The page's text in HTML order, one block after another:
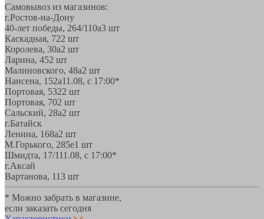
Самовывоз из магазинов:
г.Ростов-на-Дону
40-лет победы, 264/110а3 шт
Каскадная, 722 шт
Королева, 30а2 шт
Ларина, 452 шт
Малиновского, 48а2 шт
Нансена, 152а11.08, с 17:00*
Портовая, 5322 шт
Портовая, 702 шт
Сальский, 28a2 шт
г.Батайск
Ленина, 168а2 шт
М.Горького, 285е1 шт
Шмидта, 17/111.08, с 17:00*
г.Аксай
Вартанова, 113 шт
* Можно забрать в магазине,
если заказать сегодня